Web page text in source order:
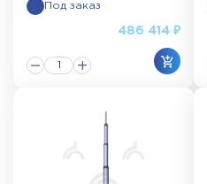
Под заказ
486 414 ₽